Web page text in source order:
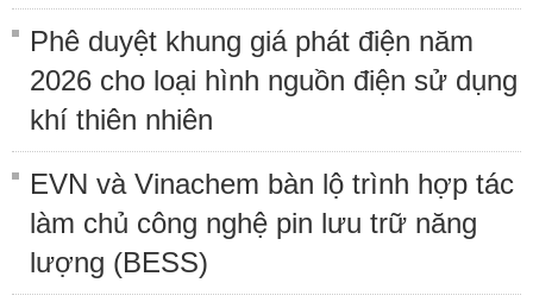
Phê duyệt khung giá phát điện năm
2026 cho loại hình nguồn điện sử dụng
khí thiên nhiên
EVN và Vinachem bàn lộ trình hợp tác
làm chủ công nghệ pin lưu trữ năng
lượng (BESS)